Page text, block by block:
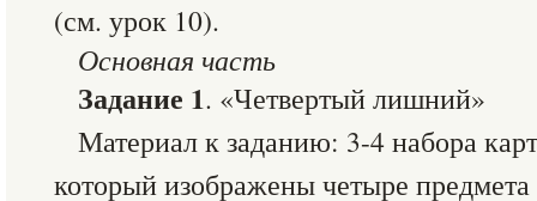
(см. урок 10).
Основная часть
Задание 1. «Четвертый лишний»
Материал к заданию: 3-4 набора
который изображены четыре